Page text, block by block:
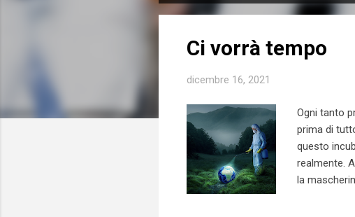
o
Ci vorrà tempo
dicembre 16, 2021
Ogni tanto
prima di
questo
realmente.
la